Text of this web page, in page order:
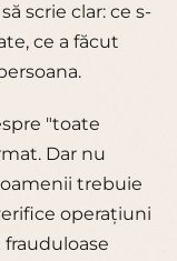
scrie clar: ce s-
ce a făcut
"toate
Dar nu
trebuie
operațiuni